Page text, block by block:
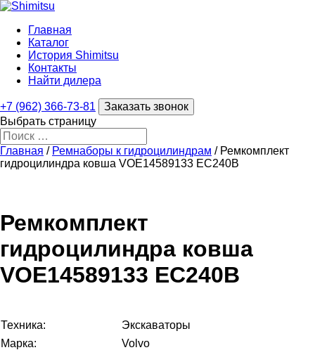
Главная
Каталог
История Shimitsu
Контакты
Найти дилера
+7 (962) 366-73-81
Заказать звонок
Выбрать страницу
Главная / Ремнаборы к гидроцилиндрам / Ремкомплект
гидроцилиндра ковша VOE14589133 EC240B
Ремкомплект
гидроцилиндра ковша
VOE14589133 EC240B
Техника:
Экскаваторы
Марка:
Volvo